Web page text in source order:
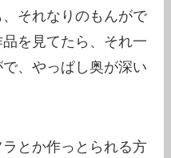
それなりのもんがで
を見てたら、それ一
、やっぱし奥が深い
とか作っとられる方